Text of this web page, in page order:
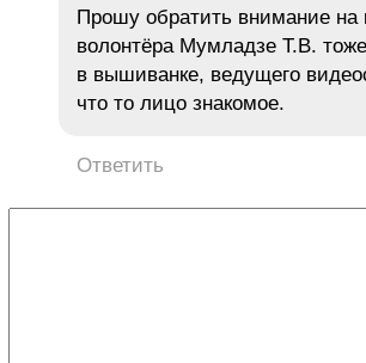
Прошу обратить внимание на
волонтёра Мумладзе Т.В.
в вышиванке, ведущего
что то лицо знакомое.
Ответить